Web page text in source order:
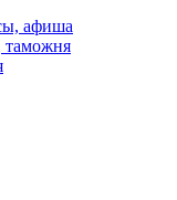
афиша